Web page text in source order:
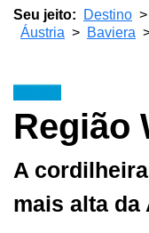
Seu jeito: Destino
Áustria
Baviera
Região
A
mais alta da